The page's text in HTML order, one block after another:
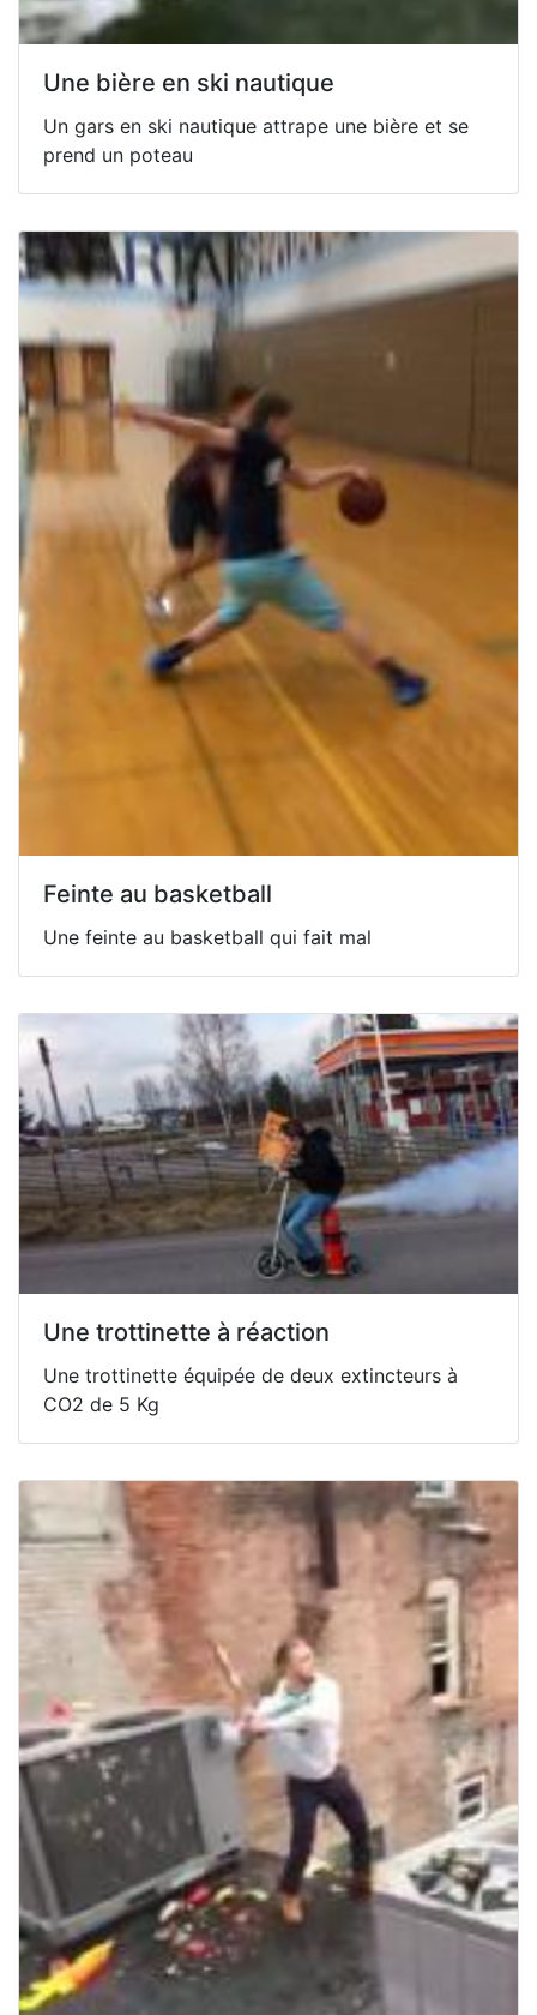
Une bière en ski nautique
Un gars en ski nautique attrape une bière et se
prend un poteau
Feinte au basketball
Une feinte au basketball qui fait mal
Une trottinette à réaction
Une trottinette équipée de deux extincteurs à
CO2 de 5 Kg